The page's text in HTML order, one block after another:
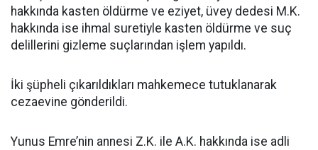
hakkında kasten öldürme ve eziyet, üvey dedesi M.K.
hakkında ise ihmal suretiyle kasten öldürme ve suç
delillerini gizleme suçlarından işlem yapıldı.
İki şüpheli çıkarıldıkları mahkemece tutuklanarak
cezaevine gönderildi.
Yunus Emre’nin annesi Z.K. ile A.K. hakkında ise adli